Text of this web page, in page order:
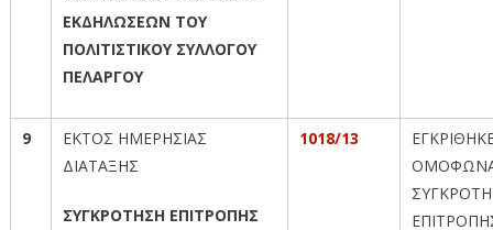
ΕΚΔΗΛΩΣΕΩΝ ΤΟΥ
ΠΟΛΙΤΙΣΤΙΚΟΥ ΣΥΛΛΟΓΟΥ
ΠΕΛΑΡΓΟΥ
9
ΕΚΤΟΣ ΗΜΕΡΗΣΙΑΣ
ΔΙΑΤΑΞΗΣ
ΣΥΓΚΡΟΤΗΣΗ ΕΠΙΤΡΟΠΗΣ
1018/13